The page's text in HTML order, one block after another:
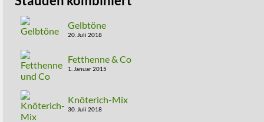
Gelbtöne
20. Juli 2018
Fetthenne & Co
1. Januar 2015
Knöterich-Mix
30. Juli 2018